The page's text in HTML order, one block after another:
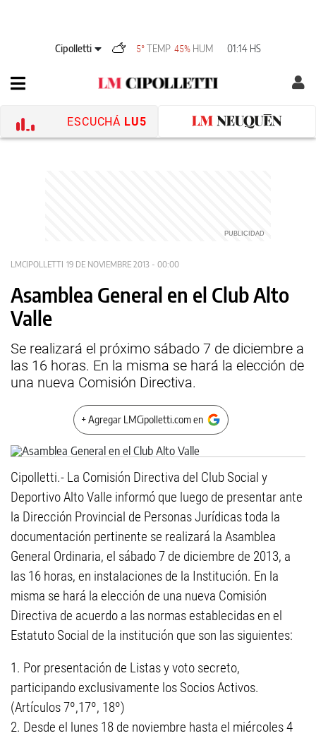
Cipolletti 5°TEMP 45% HUM 01:14 HS
ESCUCHÁ LU5
LMCIPOLLETTI 19 DE NOVIEMBRE 2013 - 00:00
Asamblea General en el Club Alto
Valle
Se realizará el próximo sábado 7 de diciembre a
las 16 horas. En la misma se hará la elección de
una nueva Comisión Directiva.
+ Agregar LMCipolletti.com en
Cipolletti.- La Comisión Directiva del Club Social y
Deportivo Alto Valle informó que luego de presentar ante
la Dirección Provincial de Personas Jurídicas toda la
documentación pertinente se realizará la Asamblea
General Ordinaria, el sábado 7 de diciembre de 2013, a
las 16 horas, en instalaciones de la Institución. En la
misma se hará la elección de una nueva Comisión
Directiva de acuerdo a las normas establecidas en el
Estatuto Social de la institución que son las siguientes:
1. Por presentación de Listas y voto secreto,
participando exclusivamente los Socios Activos.
(Artículos 7º,17º, 18º)
2. Desde el lunes 18 de noviembre hasta el miércoles 4